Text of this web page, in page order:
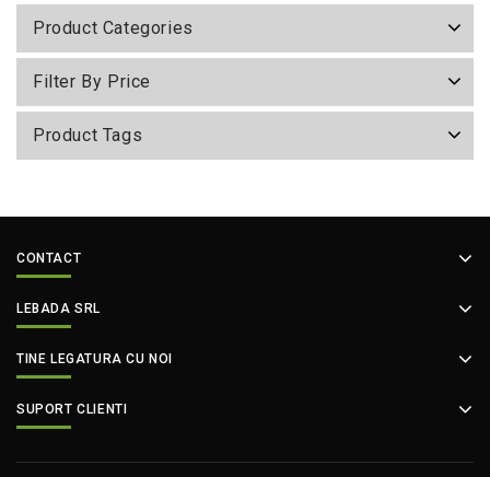
Product Categories
Filter By Price
Product Tags
CONTACT
LEBADA SRL
TINE LEGATURA CU NOI
SUPORT CLIENTI